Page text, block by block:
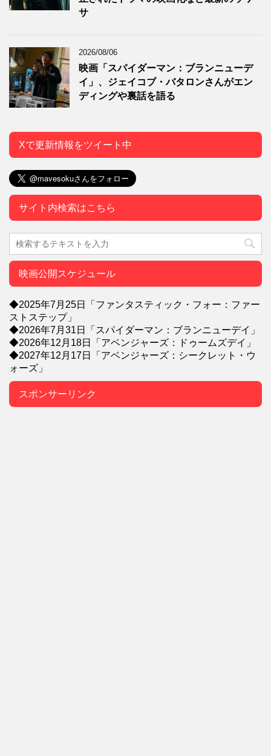
サ
2026/08/06
映画「スパイダーマン：ブランニューデ
イ」、ジェイコブ・バタロンさんがエン
ディングや裏話を語る
Xで更新情報をツイート中
サイト内検索はこちら
映画公開スケジュール
◆2025年7月25日「ファンタスティック・フォー：ファー
ストステップ」
◆2026年7月31日「スパイダーマン：ブランニューデイ」
◆2026年12月18日「アベンジャーズ：ドゥームズデイ」
◆2027年12月17日「アベンジャーズ：シークレット・ウ
ォーズ」
スポンサーリンク